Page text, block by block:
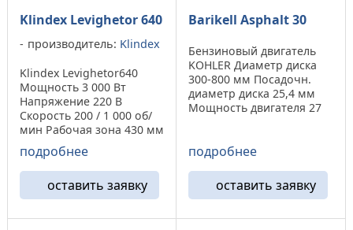
Klindex Levighetor 640
производитель: Klindex
Klindex Levighetor640
Мощность 3 000 Вт
Напряжение 220 В
Скорость 200 / 1 000 об/
мин Рабочая зона 430 мм
Инструмент 3 × 100 мм
Вес 95 к г Цена 200 000 ...
подробнее
оставить заявку
Barikell Asphalt 30
Бензиновый двигатель
KOHLER Диаметр диска
300-800 мм Посадочн.
диаметр диска 25,4 мм
Мощность двигателя 27
Асфальт Регулировка
вперед/назад
...
подробнее
оставить заявку